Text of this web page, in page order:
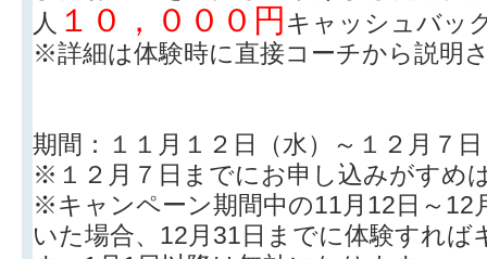
人 １０，０００円 キャッシュバッ
※詳細は体験時に直接コーチから説明
期間：１１月１２日（水）～１２月７
※１２月７日までにお申し込みがすめ
※キャンペーン期間中の11月12日～12
いた場合、12月31日までに体験すれ